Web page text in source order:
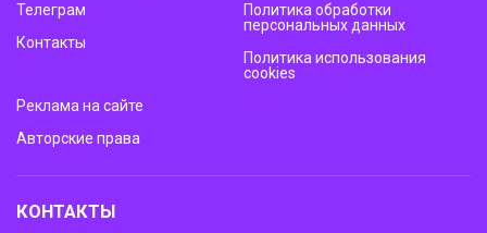
Телеграм
Контакты
Политика обработки
персональных данных
Политика использования
cookies
Реклама на сайте
Авторские права
КОНТАКТЫ